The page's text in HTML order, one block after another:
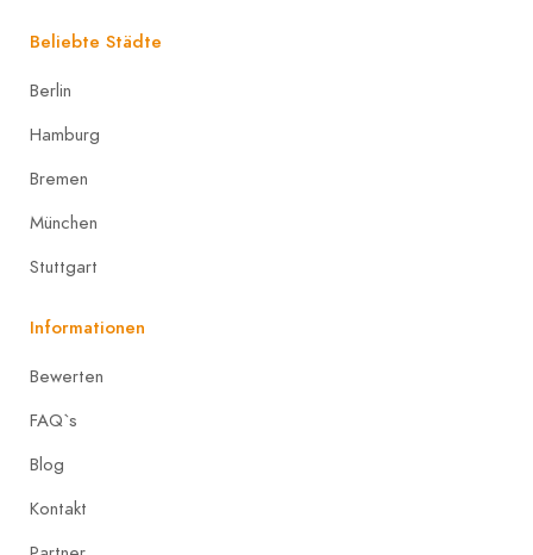
Beliebte Städte
Berlin
Hamburg
Bremen
München
Stuttgart
Informationen
Bewerten
FAQ`s
Blog
Kontakt